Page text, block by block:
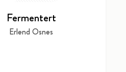
Fermentert
Erlend Osnes